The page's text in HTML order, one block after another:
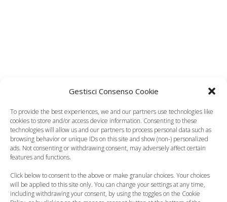
Gestisci Consenso Cookie
To provide the best experiences, we and our partners use technologies like
cookies to store and/or access device information. Consenting to these
technologies will allow us and our partners to process personal data such as
browsing behavior or unique IDs on this site and show (non-) personalized
ads. Not consenting or withdrawing consent, may adversely affect certain
features and functions.
Click below to consent to the above or make granular choices. Your choices
will be applied to this site only. You can change your settings at any time,
including withdrawing your consent, by using the toggles on the Cookie